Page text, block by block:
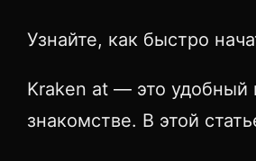
Узнайте, как быстро
Kraken at — это удобный
знакомстве. В этой